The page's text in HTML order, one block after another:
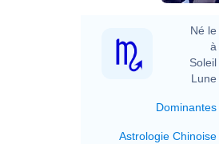
Né le
à
Soleil
Lune
Dominantes
Astrologie Chinoise